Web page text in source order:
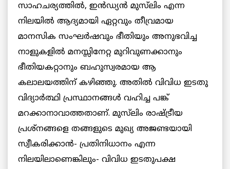
സാഹചര്യത്തില്‍, ഇൻഡ്യൻ മുസ്‌ലിം എന്ന
നിലയില്‍ ആദ്യമായി ഏറ്റവും തീവ്രമായ
മാനസിക സംഘർഷവും ഭീതിയും അനുഭവിച്ച
നാളുകളില്‍ മനസ്സിനേറ്റ മുറിവുണക്കാനും
ഭീതിയകറ്റാനും ബഹുസ്വരമായ ആ
കലാലയത്തിന് കഴിഞ്ഞു. അതിൽ വിവിധ ഇടതു
വിദ്യാർത്ഥി പ്രസ്ഥാനങ്ങള്‍ വഹിച്ച പങ്ക്
മറക്കാനാവാത്തതാണ്. മുസ്‌ലിം രാഷ്ട്രീയ
പ്രശ്നങ്ങളെ തങ്ങളുടെ മുഖ്യ അജണ്ടയായി
സ്വീകരിക്കാൻ- പ്രതിനിധാനം എന്ന
നിലയിലാണെങ്കിലും- വിവിധ ഇടതുപക്ഷ